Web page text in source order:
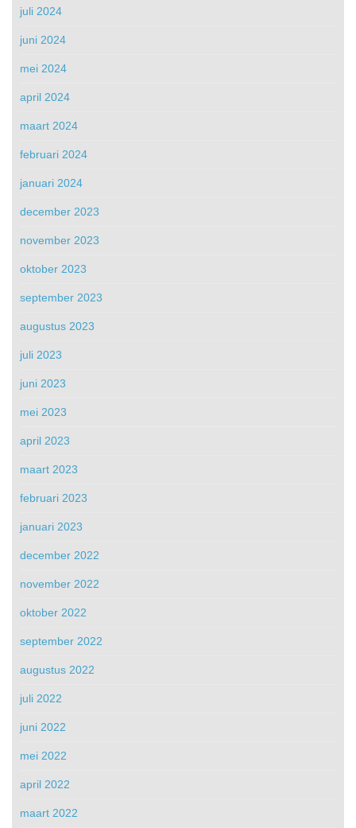
juli 2024
juni 2024
mei 2024
april 2024
maart 2024
februari 2024
januari 2024
december 2023
november 2023
oktober 2023
september 2023
augustus 2023
juli 2023
juni 2023
mei 2023
april 2023
maart 2023
februari 2023
januari 2023
december 2022
november 2022
oktober 2022
september 2022
augustus 2022
juli 2022
juni 2022
mei 2022
april 2022
maart 2022